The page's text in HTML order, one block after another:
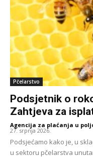
Pčelarstvo
Podsjetnik o
Zahtjeva za
Agencija za plaćanja u
27. srpnja 2026.
Podsjećamo kako je, u
u sektoru pčelarstva